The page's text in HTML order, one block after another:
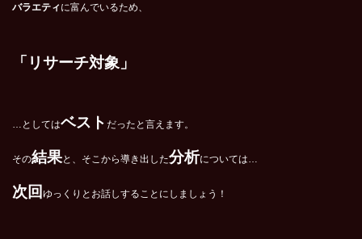
バラエティ に富んでいるため、
「リサーチ対象」
…としてはベスト だったと言えます。
その結果と、そこから導き出した分析については…
次回 ゆっくりとお話しすることにしましょう！